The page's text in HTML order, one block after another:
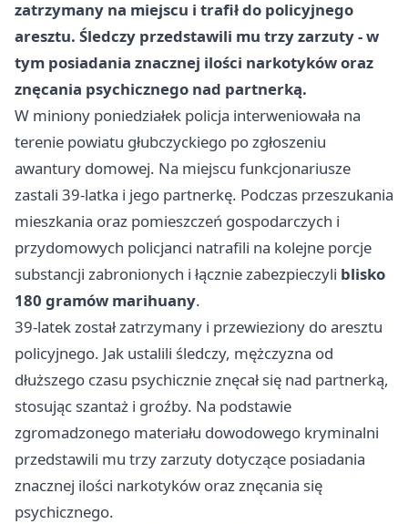
zatrzymany na miejscu i trafił do policyjnego
aresztu. Śledczy przedstawili mu trzy zarzuty - w
tym posiadania znacznej ilości narkotyków oraz
znęcania psychicznego nad partnerką.
W miniony poniedziałek policja interweniowała na
terenie powiatu głubczyckiego po zgłoszeniu
awantury domowej. Na miejscu funkcjonariusze
zastali 39-latka i jego partnerkę. Podczas przeszukania
mieszkania oraz pomieszczeń gospodarczych i
przydomowych policjanci natrafili na kolejne porcje
substancji zabronionych i łącznie zabezpieczyli blisko
180 gramów marihuany.
39-latek został zatrzymany i przewieziony do aresztu
policyjnego. Jak ustalili śledczy, mężczyzna od
dłuższego czasu psychicznie znęcał się nad partnerką,
stosując szantaż i groźby. Na podstawie
zgromadzonego materiału dowodowego kryminalni
przedstawili mu trzy zarzuty dotyczące posiadania
znacznej ilości narkotyków oraz znęcania się
psychicznego.